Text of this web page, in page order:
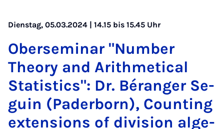
Dienstag, 05.03.2024 | 14.15 bis 15.45 Uhr
Ober­se­mi­nar "Num­ber
Theo­ry and Arith­me­ti­cal
Sta­ti­stics": Dr. Béran­ger Se­
gu­in (Pa­der­born), Coun­ting
ex­ten­si­ons of di­vi­si­on al­ge­